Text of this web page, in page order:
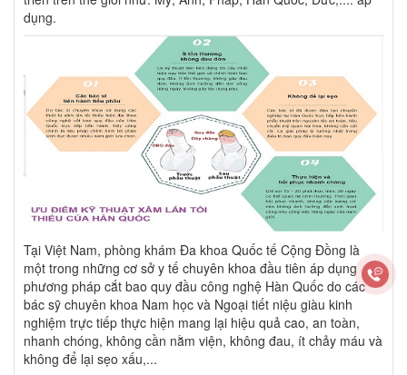
dụng.
Tại Việt Nam, phòng khám Đa khoa Quốc tế Cộng Đồng là
một trong những cơ sở y tế chuyên khoa đầu tiên áp dụng
phương pháp cắt bao quy đầu công nghệ Hàn Quốc do các
bác sỹ chuyên khoa Nam học và Ngoại tiết niệu giàu kinh
nghiệm trực tiếp thực hiện mang lại hiệu quả cao, an toàn,
nhanh chóng, không cần nằm viện, không đau, ít chảy máu và
không để lại sẹo xấu,...